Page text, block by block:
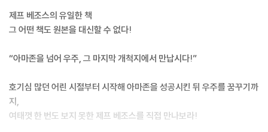
을 내렸다. 우리의 삶에 가장 큰 영향을 주는 이들은 기업계와 기술계에 있
는 사람들이라는 것이 내 생각이었다. 경력 초기에는 신문1면에서 자주 볼
예를 들어 우리는 1997년 말 인텔(Intel)의 앤디 그로브(Andy Grove)
를 그해의 인물로 선정했다. 어떤 수상이나 대통령, 재무장관보다 마이크
로칩의 폭발적 증가가 우리 사회에 더 큰 변화를 줄 것이라 느꼈기 때문이
다. 하지만 베조스가 커버스토리로 실린 〈타임〉은 1999년 말 가까이에 발
간되었다. 당시는 닷컴 거품이 꺼지기 시작하던 때라 아마존 같은 인터넷
제프 베조스의 유일한 책
그 어떤 책도 원본을 대신할 수 없다!
“아마존을 넘어 우주, 그 마지막 개척지에서 만납시다!”
호기심 많던 어린 시절부터 시작해 아마존을 성공시킨 뒤 우주를 꿈꾸기까
지,
여태껏 한 번도 보지 못한 제프 베조스를 직접 만나보라!